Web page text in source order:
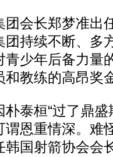
会长郑梦准出
持续不断、多
少年后备力量
和教练的高昂奖
桓“过了鼎盛
恩重情深。难
国射箭协会会